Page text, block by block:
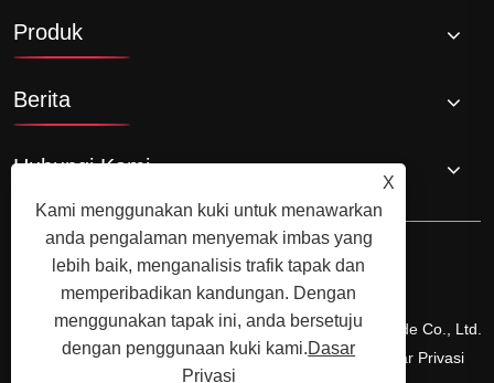
Produk
Berita
Hubungi Kami
Hakcipta © 2024 Xiamen Xiangxing Xin Industri dan Trade Co., Ltd.
Semua hak terpelihara.Links Sitemap RSS XML Dasar Privasi
X
Kami menggunakan kuki untuk menawarkan
anda pengalaman menyemak imbas yang
lebih baik, menganalisis trafik tapak dan
memperibadikan kandungan. Dengan
menggunakan tapak ini, anda bersetuju
dengan penggunaan kuki kami.Dasar
Privasi